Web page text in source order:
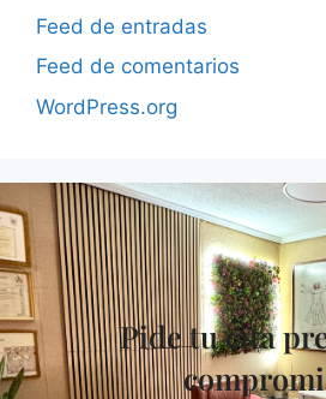
Feed de entradas
Feed de comentarios
WordPress.org
Pide tu cita